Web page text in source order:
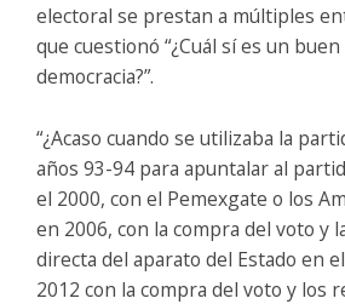
electoral se prestan a múltiples
que cuestionó “¿Cuál sí es un
democracia?”.
“¿Acaso cuando se utilizaba la
años 93-94 para apuntalar al
el 2000, con el Pemexgate o los
en 2006, con la compra del voto y
directa del aparato del Estado en
2012 con la compra del voto y los